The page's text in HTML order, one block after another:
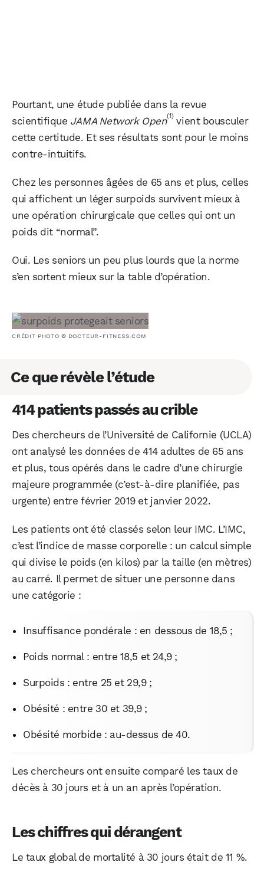
Pourtant, une étude publiée dans la revue
scientifique JAMA Network Open(1) vient bousculer
cette certitude. Et ses résultats sont pour le moins
contre-intuitifs.
Chez les personnes âgées de 65 ans et plus, celles
qui affichent un léger surpoids survivent mieux à
une opération chirurgicale que celles qui ont un
poids dit “normal”.
Oui. Les seniors un peu plus lourds que la norme
s’en sortent mieux sur la table d’opération.
CRÉDIT PHOTO © DOCTEUR-FITNESS.COM
Ce que révèle l’étude
414 patients passés au crible
Des chercheurs de l’Université de Californie (UCLA)
ont analysé les données de 414 adultes de 65 ans
et plus, tous opérés dans le cadre d’une chirurgie
majeure programmée (c’est-à-dire planifiée, pas
urgente) entre février 2019 et janvier 2022.
Les patients ont été classés selon leur IMC. L’IMC,
c’est l’indice de masse corporelle : un calcul simple
qui divise le poids (en kilos) par la taille (en mètres)
au carré. Il permet de situer une personne dans
une catégorie :
Insuffisance pondérale : en dessous de 18,5 ;
Poids normal : entre 18,5 et 24,9 ;
Surpoids : entre 25 et 29,9 ;
Obésité : entre 30 et 39,9 ;
Obésité morbide : au-dessus de 40.
Les chercheurs ont ensuite comparé les taux de
décès à 30 jours et à un an après l’opération.
Les chiffres qui dérangent
Le taux global de mortalité à 30 jours était de 11 %.